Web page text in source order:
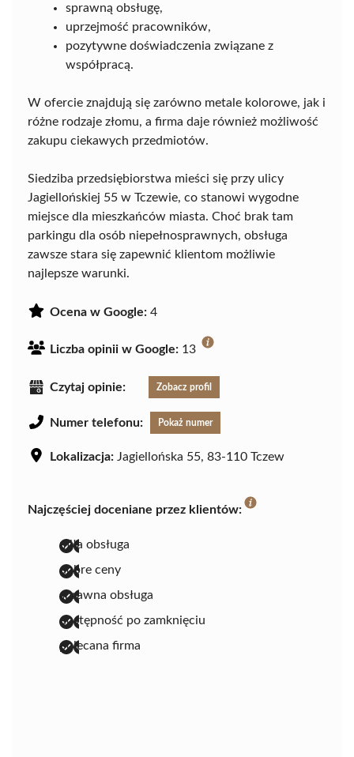
sprawną obsługę,
uprzejmość pracowników,
pozytywne doświadczenia związane z
współpracą.
W ofercie znajdują się zarówno metale kolorowe, jak i
różne rodzaje złomu, a firma daje również możliwość
zakupu ciekawych przedmiotów.
Siedziba przedsiębiorstwa mieści się przy ulicy
Jagiellońskiej 55 w Tczewie, co stanowi wygodne
miejsce dla mieszkańców miasta. Choć brak tam
parkingu dla osób niepełnosprawnych, obsługa
zawsze stara się zapewnić klientom możliwie
najlepsze warunki.
Ocena w Google: 4
Liczba opinii w Google: 13
Czytaj opinie: Zobacz profil
Numer telefonu: Pokaż numer
Lokalizacja: Jagiellońska 55, 83-110 Tczew
Najczęściej doceniane przez klientów:
miła obsługa
dobre ceny
sprawna obsługa
dostępność po zamknięciu
polecana firma